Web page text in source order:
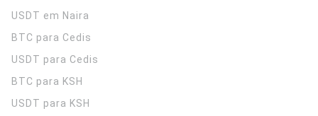
USDT em Naira
BTC para Cedis
USDT para Cedis
BTC para KSH
USDT para KSH